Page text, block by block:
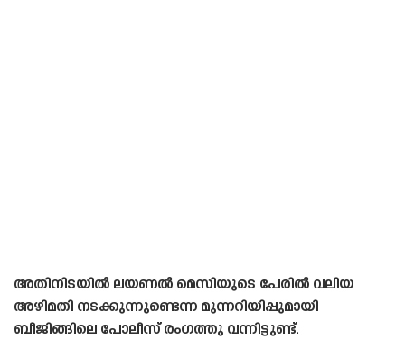
അതിനിടയിൽ ലയണൽ മെസിയുടെ പേരിൽ വലിയ
അഴിമതി നടക്കുന്നുണ്ടെന്ന മുന്നറിയിപ്പുമായി
ബീജിങ്ങിലെ പോലീസ് രംഗത്തു വന്നിട്ടുണ്ട്.